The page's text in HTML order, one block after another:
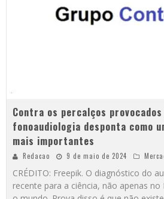
Contra os percalços
fonoaudiologia desponta como
mais importantes
Redacao 9 de maio de 2024
CRÉDITO: Freepik. O diagnóstico do
recente para a ciência, não apenas